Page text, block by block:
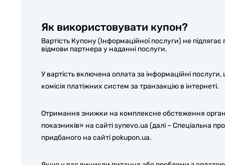
Як використовувати купон?
Вартість Купону (Інформаційної послуги) не
відмови партнера у наданні послуги.
У вартість включена оплата за інформаційні
комісія платіжних систем за транзакцію в інтернеті.
Отримання знижки на комплексне обстеження
показників» на сайті synevo.ua (далі – Спеціальна
придбаного на сайті pokupon.ua.